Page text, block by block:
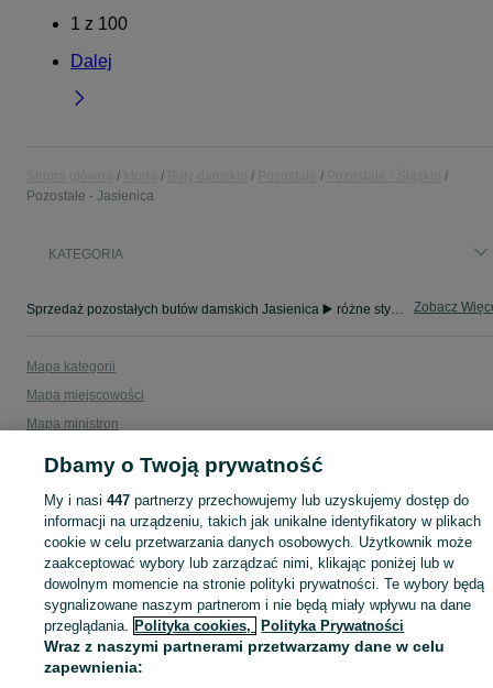
1 z 100
Dalej
Pozostałe - Jasienica
KATEGORIA
Sprzedaż pozostałych butów damskich Jasienica ▶️ różne style, fasony i okazje ✅ Nowe i używane w atrakcyjnych cenach ✌ Znajdź oferty na OLX.pl! Zobacz
Mapa kategorii
Mapa miejscowości
Mapa ministron
Dbamy o Twoją prywatność
My i nasi447 partnerzy przechowujemy lub uzyskujemy dostęp do
informacji na urządzeniu, takich jak unikalne identyfikatory w plikach
cookie w celu przetwarzania danych osobowych. Użytkownik może
zaakceptować wybory lub zarządzać nimi, klikając poniżej lub w
dowolnym momencie na stronie polityki prywatności. Te wybory będą
sygnalizowane naszym partnerom i nie będą miały wpływu na dane
przeglądania. Polityka cookies, Polityka Prywatności
Wraz z naszymi partnerami przetwarzamy dane w celu
zapewnienia: